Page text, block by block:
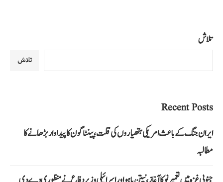
تلاش
تلاش
Recent Posts
ایران جنگ کے باعث امریکی ہتھیاروں کی قلت، پینٹاگون کا پیداوار بڑھانے کا
مطالبہ